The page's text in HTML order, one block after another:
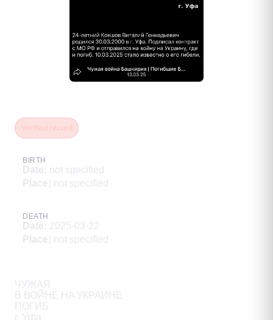
BIRTH
Date: not specified
Place: not specified
DEATH
Date: 2025-03-22
Place: not specified
ЧУЖАЯ
В ВОЙНЕ HA УКРАИНЕ
ПОГИБ
г. Уфа